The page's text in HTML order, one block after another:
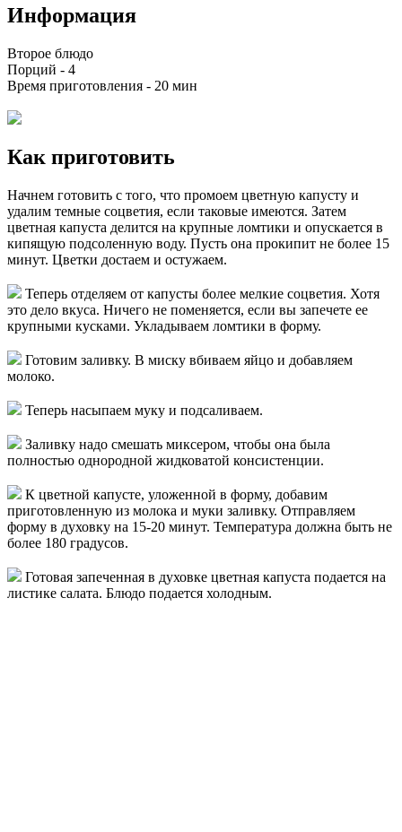
Информация
Второе блюдо
Порций - 4
Время приготовления - 20 мин
Как приготовить
Начнем готовить с того, что промоем цветную капусту и
удалим темные соцветия, если таковые имеются. Затем
цветная капуста делится на крупные ломтики и опускается в
кипящую подсоленную воду. Пусть она прокипит не более 15
минут. Цветки достаем и остужаем.
Теперь отделяем от капусты более мелкие соцветия. Хотя
это дело вкуса. Ничего не поменяется, если вы запечете ее
крупными кусками. Укладываем ломтики в форму.
Готовим заливку. В миску вбиваем яйцо и добавляем
молоко.
Теперь насыпаем муку и подсаливаем.
Заливку надо смешать миксером, чтобы она была
полностью однородной жидковатой консистенции.
К цветной капусте, уложенной в форму, добавим
приготовленную из молока и муки заливку. Отправляем
форму в духовку на 15-20 минут. Температура должна быть не
более 180 градусов.
Готовая запеченная в духовке цветная капуста подается на
листике салата. Блюдо подается холодным.